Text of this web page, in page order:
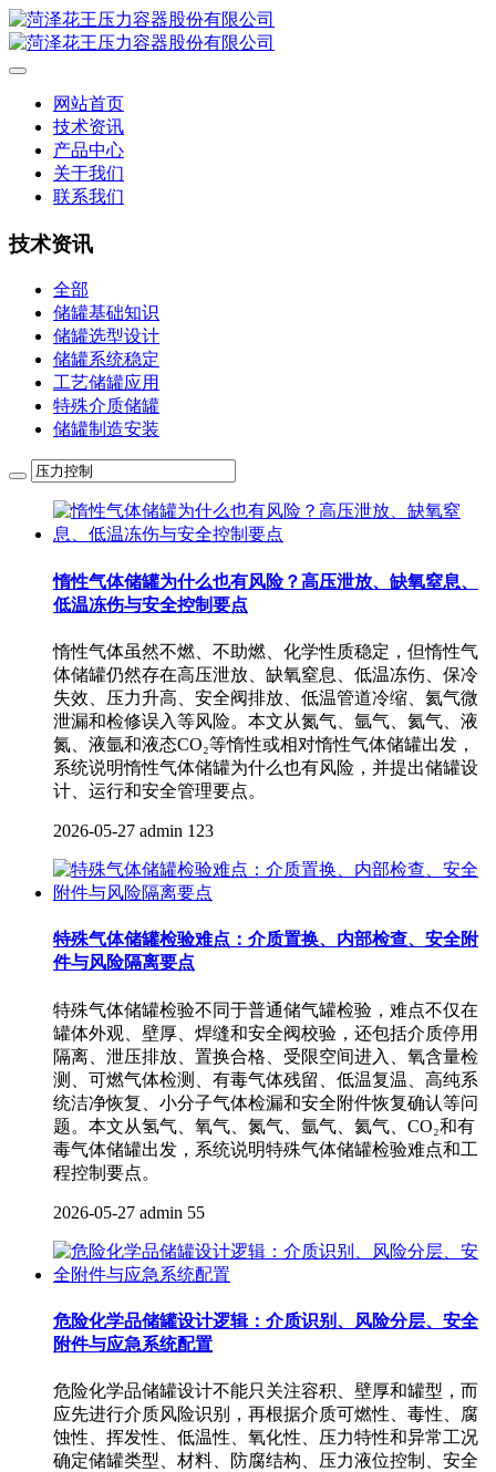
网站首页
技术资讯
产品中心
关于我们
联系我们
技术资讯
全部
储罐基础知识
储罐选型设计
储罐系统稳定
工艺储罐应用
特殊介质储罐
储罐制造安装
惰性气体储罐为什么也有风险？高压泄放、缺氧窒息、
低温冻伤与安全控制要点
惰性气体虽然不燃、不助燃、化学性质稳定，但惰性气
体储罐仍然存在高压泄放、缺氧窒息、低温冻伤、保冷
失效、压力升高、安全阀排放、低温管道冷缩、氦气微
泄漏和检修误入等风险。本文从氮气、氩气、氦气、液
氮、液氩和液态CO₂等惰性或相对惰性气体储罐出发，
系统说明惰性气体储罐为什么也有风险，并提出储罐设
计、运行和安全管理要点。
2026-05-27 admin 123
特殊气体储罐检验难点：介质置换、内部检查、安全附
件与风险隔离要点
特殊气体储罐检验不同于普通储气罐检验，难点不仅在
罐体外观、壁厚、焊缝和安全阀校验，还包括介质停用
隔离、泄压排放、置换合格、受限空间进入、氧含量检
测、可燃气体检测、有毒气体残留、低温复温、高纯系
统洁净恢复、小分子气体检漏和安全附件恢复确认等问
题。本文从氢气、氧气、氮气、氩气、氦气、CO₂和有
毒气体储罐出发，系统说明特殊气体储罐检验难点和工
程控制要点。
2026-05-27 admin 55
危险化学品储罐设计逻辑：介质识别、风险分层、安全
附件与应急系统配置
危险化学品储罐设计不能只关注容积、壁厚和罐型，而
应先进行介质风险识别，再根据介质可燃性、毒性、腐
蚀性、挥发性、低温性、氧化性、压力特性和异常工况
确定储罐类型、材料、防腐结构、压力液位控制、安全